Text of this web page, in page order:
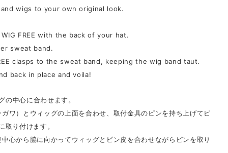
wigs to your own original look.
FREE with the back of your hat.
sweat band.
clasps to the sweat band, keeping the wig band taut.
back in place and voila!
の中心に合わせます。
ワ）とウィッグの上面を合わせ、取付金具のピンを持ち上げてピ
取り付けます。
心から脇に向かってウィッグとビン皮を合わせながらピンを取り